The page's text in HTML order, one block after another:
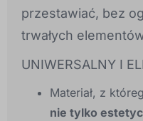
przestawiać, bez
trwałych
UNIWERSALNY I
Materiał, z
nie tylko